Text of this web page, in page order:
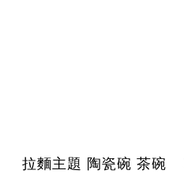
拉麵主題 陶瓷碗 茶碗